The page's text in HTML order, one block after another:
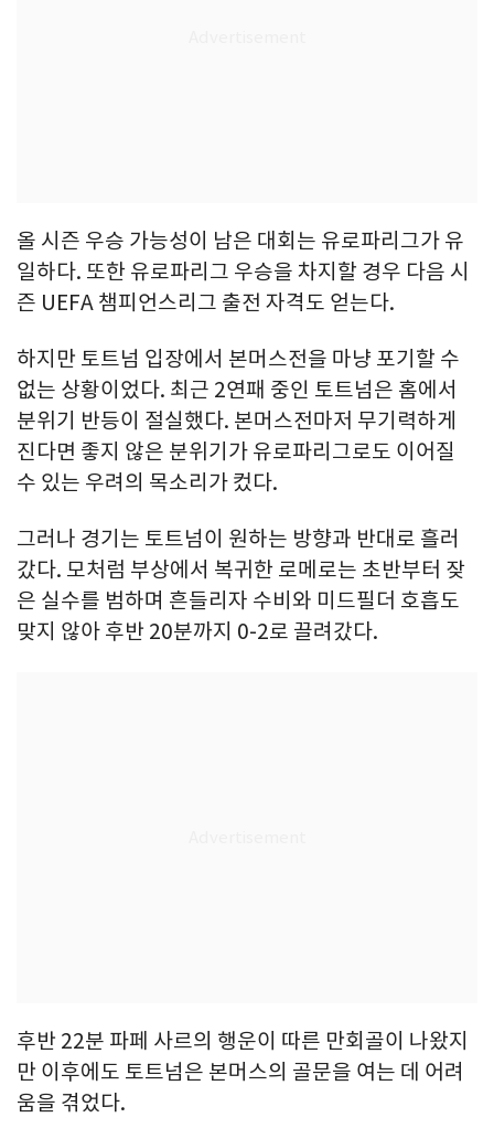
올 시즌 우승 가능성이 남은 대회는 유로파리그가 유
일하다. 또한 유로파리그 우승을 차지할 경우 다음 시
즌 UEFA 챔피언스리그 출전 자격도 얻는다.
하지만 토트넘 입장에서 본머스전을 마냥 포기할 수
없는 상황이었다. 최근 2연패 중인 토트넘은 홈에서
분위기 반등이 절실했다. 본머스전마저 무기력하게
진다면 좋지 않은 분위기가 유로파리그로도 이어질
수 있는 우려의 목소리가 컸다.
그러나 경기는 토트넘이 원하는 방향과 반대로 흘러
갔다. 모처럼 부상에서 복귀한 로메로는 초반부터 잦
은 실수를 범하며 흔들리자 수비와 미드필더 호흡도
맞지 않아 후반 20분까지 0-2로 끌려갔다.
후반 22분 파페 사르의 행운이 따른 만회골이 나왔지
만 이후에도 토트넘은 본머스의 골문을 여는 데 어려
움을 겪었다.